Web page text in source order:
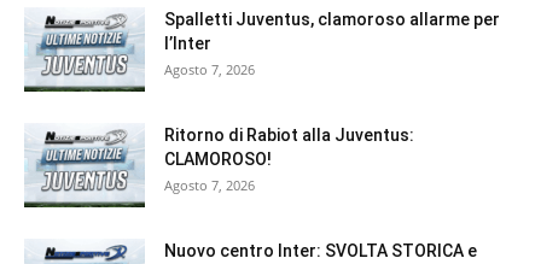
Spalletti Juventus, clamoroso allarme per
l’Inter
Agosto 7, 2026
Ritorno di Rabiot alla Juventus:
CLAMOROSO!
Agosto 7, 2026
Nuovo centro Inter: SVOLTA STORICA e